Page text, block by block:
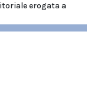
erogata a